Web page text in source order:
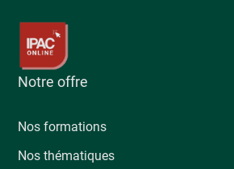
Notre offre
Nos formations
Nos thématiques